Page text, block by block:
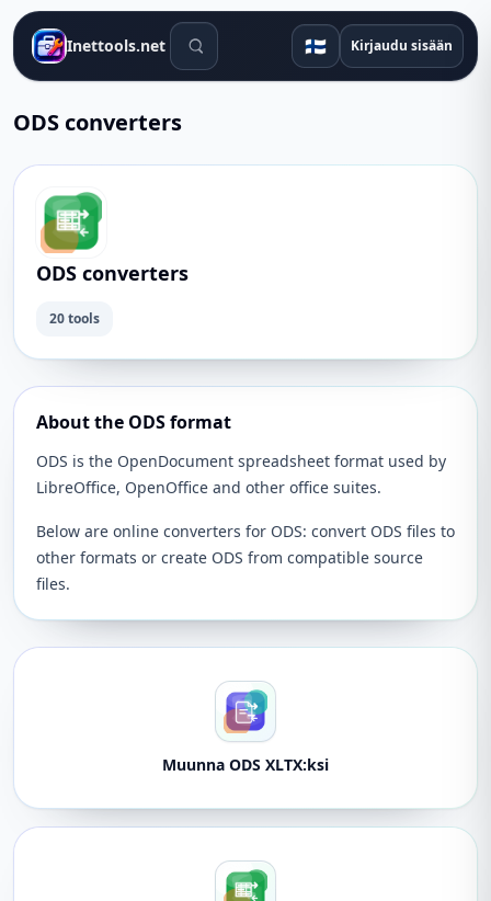
Inettools.net Hakutyökalut 🇫🇮 Kirjaudu sisään
ODS converters
ODS converters
20 tools
About the ODS format
ODS is the OpenDocument spreadsheet format used by
LibreOffice, OpenOffice and other office suites.
Below are online converters for ODS: convert ODS files to
other formats or create ODS from compatible source
files.
Muunna ODS XLTX:ksi